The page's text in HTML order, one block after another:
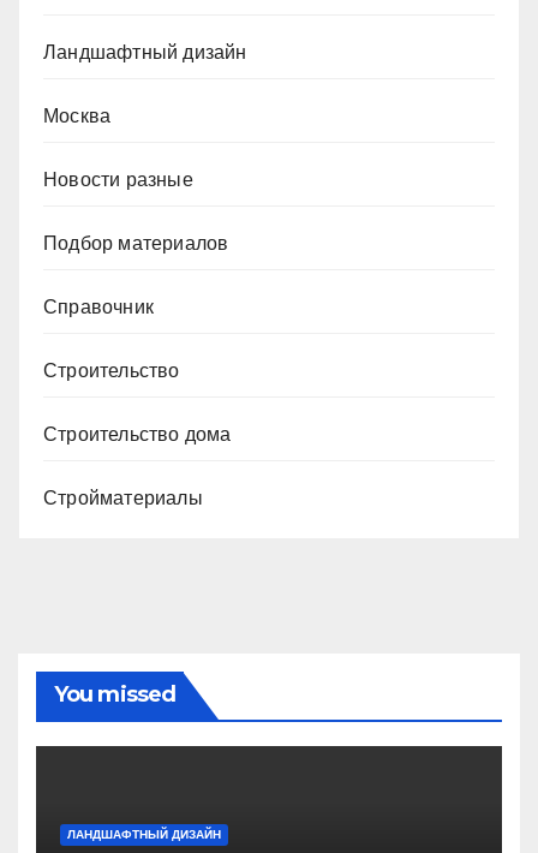
Ландшафтный дизайн
Москва
Новости разные
Подбор материалов
Справочник
Строительство
Строительство дома
Стройматериалы
You missed
ЛАНДШАФТНЫЙ ДИЗАЙН